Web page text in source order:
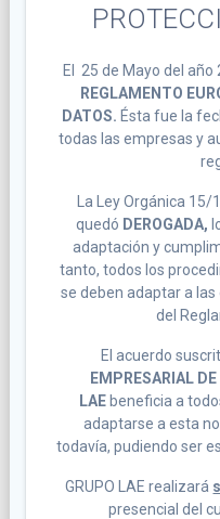
El 25 de Mayo del año
REGLAMENTO
DATOS. Ésta fue la
todas las empresas y
La Ley Orgánica
quedó DEROGADA,
adaptación y
tanto, todos los
se deben adaptar a
del
El acuerdo
EMPRESARIAL
LAE beneficia a
adaptarse a esta
todavía, pudiendo ser
GRUPO LAE realizará
presencial del